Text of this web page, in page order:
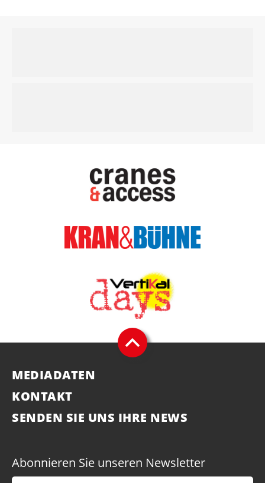
MEDIADATEN
KONTAKT
SENDEN SIE UNS IHRE NEWS
Abonnieren Sie unseren Newsletter